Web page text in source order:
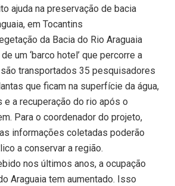
ajuda na preservação de bacia
em Tocantins
da Bacia do Rio Araguaia
um ‘barco hotel’ que percorre a
transportados 35 pesquisadores
que ficam na superfície da água,
e a recuperação do rio após o
Para o coordenador do projeto,
informações coletadas poderão
a conservar a região.
nos últimos anos, a ocupação
Araguaia tem aumentado. Isso